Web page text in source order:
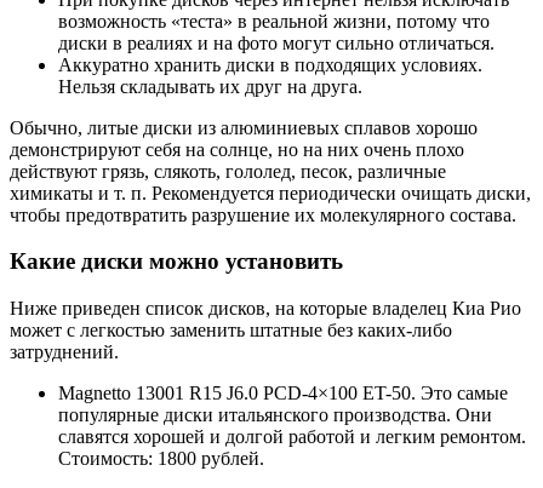
возможность «теста» в реальной жизни, потому что
диски в реалиях и на фото могут сильно отличаться.
Аккуратно хранить диски в подходящих условиях.
Нельзя складывать их друг на друга.
Обычно, литые диски из алюминиевых сплавов хорошо
демонстрируют себя на солнце, но на них очень плохо
действуют грязь, слякоть, гололед, песок, различные
химикаты и т. п. Рекомендуется периодически очищать диски,
чтобы предотвратить разрушение их молекулярного состава.
Какие диски можно установить
Ниже приведен список дисков, на которые владелец Киа Рио
может с легкостью заменить штатные без каких-либо
затруднений.
Magnetto 13001 R15 J6.0 PCD-4×100 ET-50. Это самые
популярные диски итальянского производства. Они
славятся хорошей и долгой работой и легким ремонтом.
Стоимость: 1800 рублей.